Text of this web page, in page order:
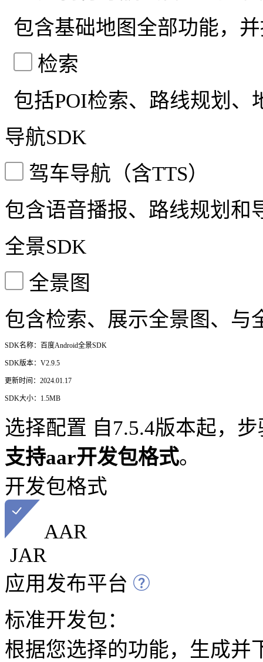
包含基础地图全部功能，
检索
包括POI检索、路线规划、
导航SDK
驾车导航（含TTS）
包含语音播报、路线规划和
全景SDK
全景图
包含检索、展示全景图、与
SDK名称：百度Android全景SDK
SDK版本：V2.9.5
更新时间：2024.01.17
SDK大小：1.5MB
选择配置 自7.5.4版本起，
支持aar开发包格式。
开发包格式
AAR
JAR
应用发布平台
标准开发包：
根据您选择的功能，生成并